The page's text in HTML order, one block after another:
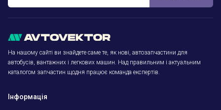
На нашому сайті ви знайдете саме те, як нові, автозапчастини для
автобусів, вантажних і легкових машин. Над правильним і актуальним
каталогом запчастин щодня працює команда експертів.
Інформація